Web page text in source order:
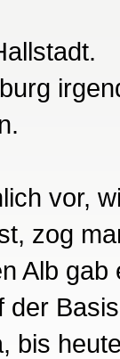
vor,
zog
Alb
der
bis